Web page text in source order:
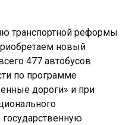
транспортной реформы
новый
477 автобусов
по программе
дороги» и при
государственную